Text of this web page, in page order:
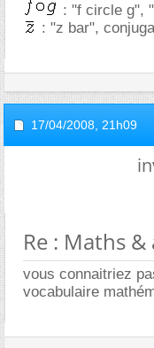
: "f circle g",
: "z bar",
17/04/2008, 21h09
Re : Maths &
vous connaitriez
vocabulaire